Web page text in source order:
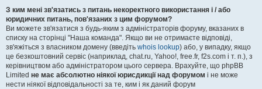
З ким мені зв'язатись з питань некоректного використання і / або
юридичних питань, пов'язаних з цим форумом?
Ви можете зв'язатися з будь-яким з адміністраторів форуму, вказаних в
списку на сторінці "Наша команда". Якщо ви не отримаєте відповіді,
зв'яжіться з власником домену (введіть whois lookup) або, у випадку, якщо
це безкоштовний сервіс (наприклад, chat.ru, Yahoo!, free.fr, f2s.com і т. п.), з
керівництвом або адміністратором цього сервера. Врахуйте, що phpBB
Limited не має абсолютно ніякої юрисдикції над форумом і не може
нести ніякої відповідальності за те, ким і як даний форум